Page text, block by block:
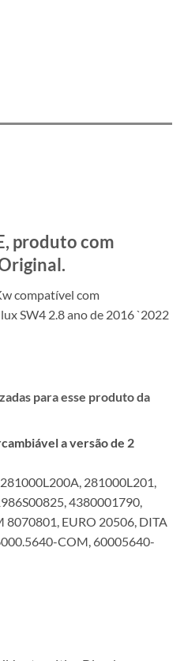
produto com
compatível com
SW4 2.8 ano de 2016 `2022
para esse produto da
a versão de 2
281000L201,
4380001790,
EURO 20506, DITA
COM, 60005640-